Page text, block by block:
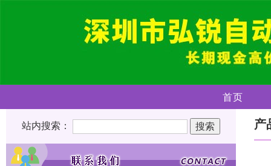
首页
站内搜索： 产